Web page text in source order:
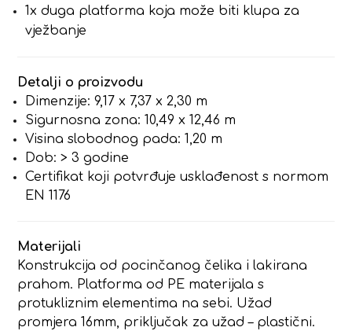
1x duga platforma koja može biti klupa za
vježbanje
Detalji o proizvodu
Dimenzije: 9,17 x 7,37 x 2,30 m
Sigurnosna zona: 10,49 x 12,46 m
Visina slobodnog pada: 1,20 m
Dob: > 3 godine
Certifikat koji potvrđuje usklađenost s normom
EN 1176
Materijali
Konstrukcija od pocinčanog čelika i lakirana
prahom. Platforma od PE materijala s
protukliznim elementima na sebi. Užad
promjera 16mm, priključak za užad – plastični.